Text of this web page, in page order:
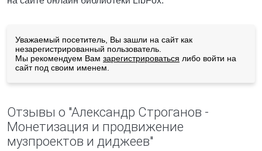
Уважаемый посетитель, Вы зашли на сайт как
незарегистрированный пользователь.
Мы рекомендуем Вам зарегистрироваться либо войти на
сайт под своим именем.
Отзывы о "Александр Строганов -
Монетизация и продвижение
музпроектов и диджеев"